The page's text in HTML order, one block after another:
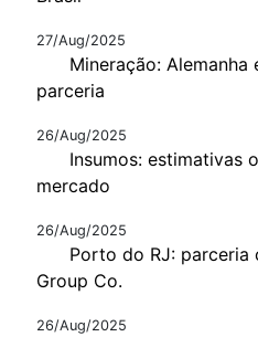
27/Aug/2025
Mineração: Alemanha
parceria
26/Aug/2025
Insumos: estimativas
mercado
26/Aug/2025
Porto do RJ: parceria
Group Co.
26/Aug/2025